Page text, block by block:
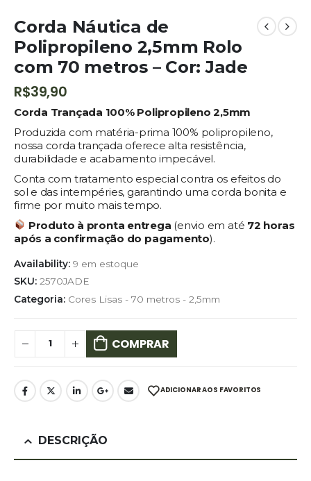
Corda Náutica de
Polipropileno 2,5mm Rolo
com 70 metros – Cor: Jade
R$39,90
Corda Trançada 100% Polipropileno 2,5mm
Produzida com matéria-prima 100% polipropileno,
nossa corda trançada oferece alta resistência,
durabilidade e acabamento impecável.
Conta com tratamento especial contra os efeitos do
sol e das intempéries, garantindo uma corda bonita e
firme por muito mais tempo.
Produto à pronta entrega (envio em até 72 horas
após a confirmação do pagamento).
Availability: 9 em estoque
SKU: 2570JADE
Categoria: Cores Lisas - 70 metros - 2,5mm
COMPRAR
ADICIONAR AOS FAVORITOS
DESCRIÇÃO